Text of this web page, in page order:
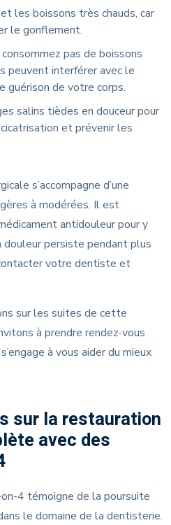
les boissons très chauds, car
le gonflement.
pas de boissons
peuvent interférer avec le
guérison de votre corps.
salins tièdes en douceur pour
et prévenir les
s’accompagne d’une
à modérées. Il est
antidouleur pour y
persiste pendant plus
votre dentiste et
sur les suites de cette
à prendre rendez-vous
à vous aider du mieux
sur la restauration
avec des
4 témoigne de la poursuite
le domaine de la dentisterie.